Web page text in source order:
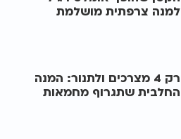
למנה צרפתית מושלמת
רק 4 מצרכים ולתנור: המנה
החלבית שתגרוף מחמאות